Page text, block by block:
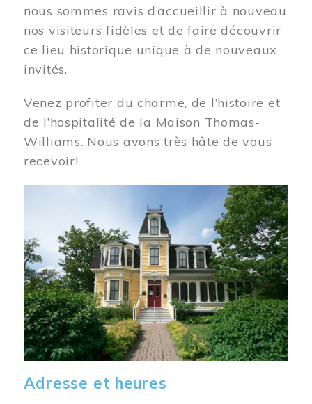
nous sommes ravis d’accueillir à nouveau
nos visiteurs fidèles et de faire découvrir
ce lieu historique unique à de nouveaux
invités.
Venez profiter du charme, de l’histoire et
de l’hospitalité de la Maison Thomas-
Williams. Nous avons très hâte de vous
recevoir!
Adresse et heures